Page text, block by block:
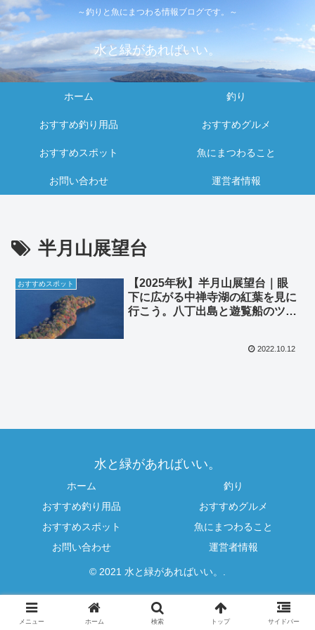
～釣りと魚にまつわる情報ブログです。～
水と緑があればいい。
ホーム 釣り
おすすめ釣り用品 おすすめグルメ
おすすめスポット 魚にまつわること
お問い合わせ 運営者情報
半月山展望台
おすすめスポット
【2025年秋】半月山展望台｜眼
下に広がる中禅寺湖の紅葉を見に
行こう。八丁出島と遊覧船のツー
2022.10.12
水と緑があればいい。
ホーム
釣り
おすすめ釣り用品
おすすめグルメ
おすすめスポット
魚にまつわること
お問い合わせ
運営者情報
© 2021 水と緑があればいい。.
メニュー ホーム 検索 トップ サイドバー